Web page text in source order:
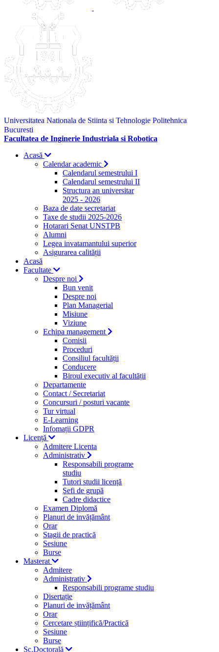
Universitatea Nationala de Stiinta si Tehnologie Politehnica
Bucuresti
Facultatea de Inginerie Industriala si Robotica
Acasă
Calendar academic
Calendarul semestrului I
Calendarul semestrului II
Structura an universitar
2025 - 2026
Baza de date secretariat
Taxe de studii 2025-2026
Hotarari Senat UNSTPB
Alumni
Legea invatamantului superior
Asigurarea calității
Acasă
Facultate
Despre noi
Bun venit
Despre noi
Plan Managerial
Misiune
Viziune
Echipa management
Comisii
Proceduri
Consiliul facultății
Conducere
Biroul executiv al facultății
Departamente
Contact / Secretariat
Concursuri / posturi vacante
Tur virtual
E-Learning
Infomații GDPR
Licență
Admitere Licenta
Administrativ
Responsabili programe
studiu
Tutori studii licență
Şefi de grupă
Cadre didactice
Examen Diplomă
Planuri de invățământ
Orar
Stagii de practică
Sesiune
Burse
Masterat
Admitere
Administrativ
Responsabili programe studiu
Disertație
Planuri de invățământ
Orar
Cercetare științifică/Practică
Sesiune
Burse
Șc.Doctorală